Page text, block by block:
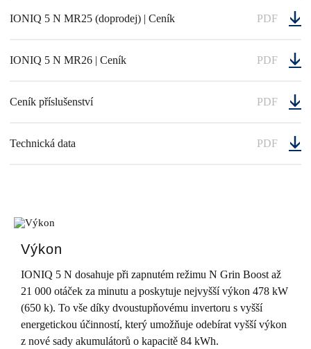
IONIQ 5 N MR25 (doprodej) | Ceník PDF
IONIQ 5 N MR26 | Ceník PDF
Ceník příslušenství PDF
Technická data PDF
Výkon
IONIQ 5 N dosahuje při zapnutém režimu N Grin Boost až
21 000 otáček za minutu a poskytuje nejvyšší výkon 478 kW
(650 k). To vše díky dvoustupňovému invertoru s vyšší
energetickou účinností, který umožňuje odebírat vyšší výkon
z nové sady akumulátorů o kapacitě 84 kWh.